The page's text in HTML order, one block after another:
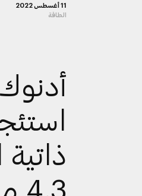
11 أغسطس 2022
الطاقة